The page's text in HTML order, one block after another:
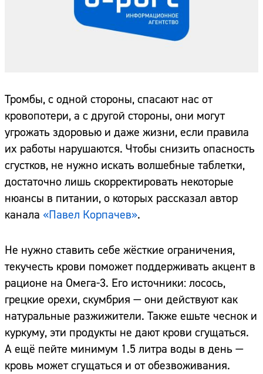
Тромбы, с одной стороны, спасают нас от
кровопотери, а с другой стороны, они могут
угрожать здоровью и даже жизни, если правила
их работы нарушаются. Чтобы снизить опасность
сгустков, не нужно искать волшебные таблетки,
достаточно лишь скорректировать некоторые
нюансы в питании, о которых рассказал автор
канала «Павел Корпачев».
Не нужно ставить себе жёсткие ограничения,
текучесть крови поможет поддерживать акцент в
рационе на Омега-3. Его источники: лосось,
грецкие орехи, скумбрия — они действуют как
натуральные разжижители. Также ешьте чеснок и
куркуму, эти продукты не дают крови сгущаться.
А ещё пейте минимум 1.5 литра воды в день —
кровь может сгущаться и от обезвоживания.